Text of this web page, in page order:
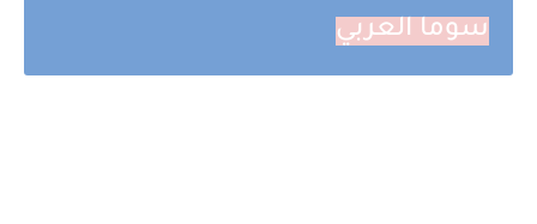
سوما العربي